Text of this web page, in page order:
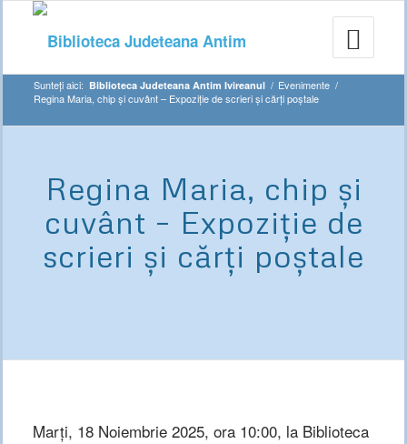
Sunteți aici: Biblioteca Judeteana Antim Ivireanul / Evenimente /
Regina Maria, chip și cuvânt – Expoziție de scrieri și cărți poștale
Regina Maria, chip și
cuvânt – Expoziție de
scrieri și cărți poștale
Marți, 18 Noiembrie 2025, ora 10:00, la Biblioteca